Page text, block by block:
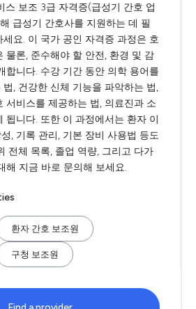
스 보조 3급 자격증(급성기 간호 업
급성기 간호사를 지원하는 데 필
요. 이 국가 공인 자격증 과정은 호
물론, 준수해야 할 안전, 환경 및 감
합니다. 수강 기간 동안 의학 용어를
, 건강한 신체 기능을 파악하는 법,
서비스를 제공하는 법, 의료진과 소
됩니다. 또한 이 과정에서는 환자 이
, 기록 관리, 기본 장비 사용법 등도
전체 목록, 졸업 역량, 그리고 다가
해 지금 바로 문의해 보세요.
환자 간호 보조원
구청 보조원